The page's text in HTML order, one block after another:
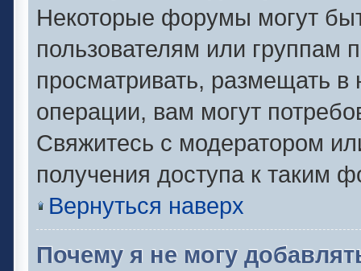
Некоторые форумы могут
пользователям или группам
просматривать, размещать
операции, вам могут
Свяжитесь с модератором
получения доступа к таким
Вернуться наверх
Почему я не могу